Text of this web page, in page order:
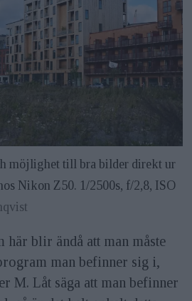
möjlighet till bra bilder direkt ur
Nikon Z50. 1/2500s, f/2,8, ISO
här blir ändå att man måste
man befinner sig i,
M. Låt säga att man befinner